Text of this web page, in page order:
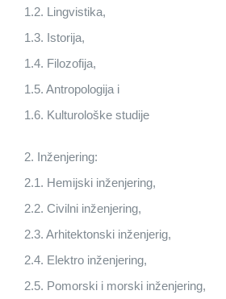
1.2. Lingvistika,
1.3. Istorija,
1.4. Filozofija,
1.5. Antropologija i
1.6. Kulturološke studije
2. Inženjering:
2.1. Hemijski inženjering,
2.2. Civilni inženjering,
2.3. Arhitektonski inženjerig,
2.4. Elektro inženjering,
2.5. Pomorski i morski inženjering,